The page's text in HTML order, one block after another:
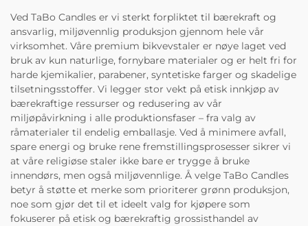
Ved TaBo Candles er vi sterkt forpliktet til bærekraft og
ansvarlig, miljøvennlig produksjon gjennom hele vår
virksomhet. Våre premium bikvevstaler er nøye laget ved
bruk av kun naturlige, fornybare materialer og er helt fri for
harde kjemikalier, parabener, syntetiske farger og skadelige
tilsetningsstoffer. Vi legger stor vekt på etisk innkjøp av
bærekraftige ressurser og redusering av vår
miljøpåvirkning i alle produktionsfaser – fra valg av
råmaterialer til endelig emballasje. Ved å minimere avfall,
spare energi og bruke rene fremstillingsprosesser sikrer vi
at våre religiøse staler ikke bare er trygge å bruke
innendørs, men også miljøvennlige. Å velge TaBo Candles
betyr å støtte et merke som prioriterer grønn produksjon,
noe som gjør det til et ideelt valg for kjøpere som
fokuserer på etisk og bærekraftig grossisthandel av